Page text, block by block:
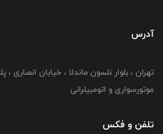
آدرس
موتورسواری و اتومبیلرانی
تلفن و فکس